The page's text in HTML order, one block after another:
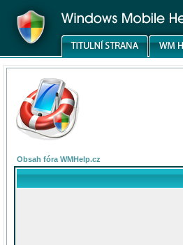
Obsah fóra WMHelp.cz